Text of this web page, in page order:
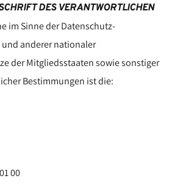
DES VERANTWORTLICHEN
im Sinne der Datenschutz-
anderer nationaler
der Mitgliedsstaaten sowie sonstiger
Bestimmungen ist die:
00